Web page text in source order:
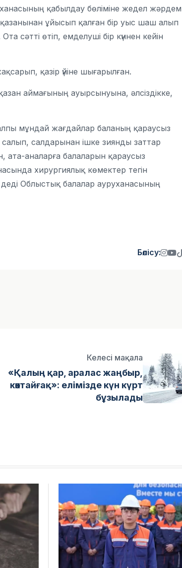
қабылдау бөліміне жедел жәрдем
ұйысып қалған бір уыс шаш алып
сәтті өтіп, емделуші бір күннен кейін
қазір үйіне шығарылған.
аймағының ауырсынуына, әлсіздікке,
мұндай жағдайлар баланың қараусыз
салып, салдарынан ішке зиянды заттар
ата-аналарға балаларын қараусыз
хирургиялық көмектер тегін
деді Облыстық балалар ауруханасының
Бөлісу:
Келесі мақала
«Қалың қар, аралас жаңбыр,
көктайғақ»: елімізде күн күрт
бұзылады